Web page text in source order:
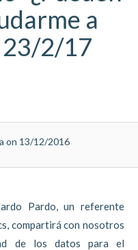
a
23/2/17
on 13/12/2016
Pardo, un referente
compartirá con nosotros
de los datos para el